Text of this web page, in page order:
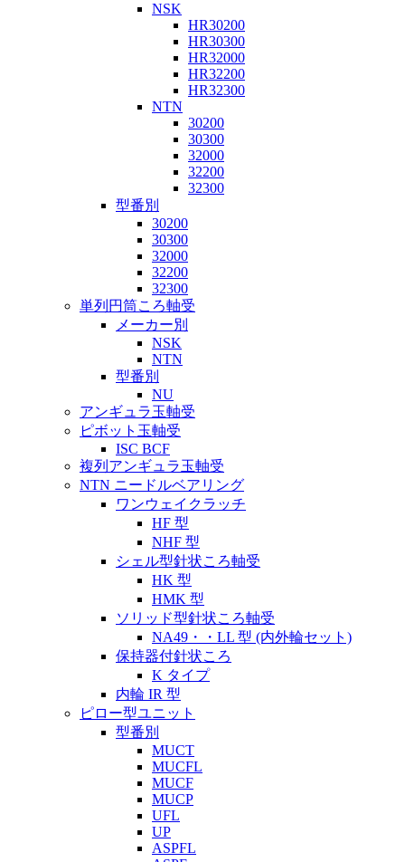
NSK
HR30200
HR30300
HR32000
HR32200
HR32300
NTN
30200
30300
32000
32200
32300
型番別
30200
30300
32000
32200
32300
単列円筒ころ軸受
メーカー別
NSK
NTN
型番別
NU
アンギュラ玉軸受
ピボット玉軸受
ISC BCF
複列アンギュラ玉軸受
NTN ニードルベアリング
ワンウェイクラッチ
HF 型
NHF 型
シェル型針状ころ軸受
HK 型
HMK 型
ソリッド型針状ころ軸受
NA49・・LL 型 (内外輪セット)
保持器付針状ころ
K タイプ
内輪 IR 型
ピロー型ユニット
型番別
MUCT
MUCFL
MUCF
MUCP
UFL
UP
ASPFL